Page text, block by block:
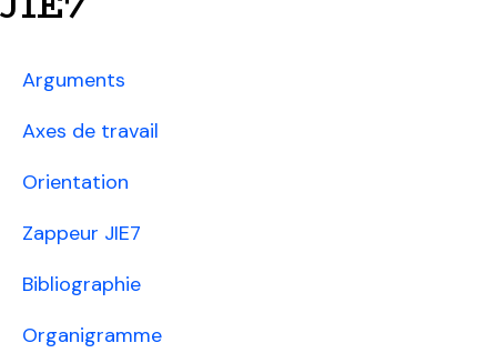
Arguments
Axes de travail
Orientation
Zappeur JIE7
Bibliographie
Organigramme